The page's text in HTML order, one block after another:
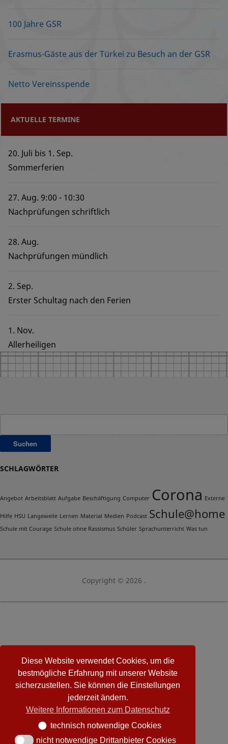
100 Jahre GSR
Erasmus-Gäste aus der Türkei zu Besuch an der GSR
Netto Vereinsspende
AKTUELLE TERMINE
20. Juli bis 1. Sep.
Sommerferien
27. Aug. 9:00
10:30
Nachprüfungen schriftlich
28. Aug.
Nachprüfungen mündlich
2. Sep.
Erster Schultag nach den Ferien
1. Nov.
Allerheiligen
SCHLAGWÖRTER
Angebot Arbeitsblatt Aufgabe Beschäftigung Computer Corona Externe
Hilfe HSU Langeweile Lernen Material Medien Podcast Schule@home
Schule mit Courage Schule ohne Rassismus Schüler Sprachunterricht Was tun
Copyright © 2026 .
Diese Website verwendet Cookies, um die
bestmögliche Erfahrung mit unserer Website
sicherzustellen. Sie können die Einstellungen
jederzeit ändern.
Weitere Informationen zum Datenschutz
technisch notwendige Cookies
technisch notwendige Cookies
nicht notwendige Drittanbieter Cookies
nicht notwendige Drittanbieter Cookies